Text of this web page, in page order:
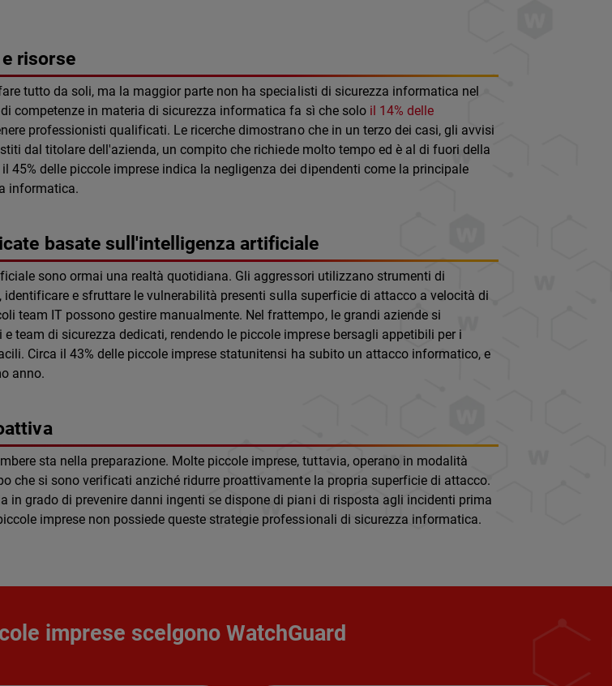
risorse
tutto da soli, ma la maggior parte non ha specialisti di sicurezza informatica nel
competenze in materia di sicurezza informatica fa sì che soloil 14% delle
professionisti qualificati. Le ricerche dimostrano che in un terzo dei casi, gli avvisi
dal titolare dell'azienda, un compito che richiede molto tempo ed è al di fuori della
45% delle piccole imprese indica la negligenza dei dipendenti come la principale
informatica.
basate sull'intelligenza artificiale
sono ormai una realtà quotidiana. Gli aggressori utilizzano strumenti di
e sfruttare le vulnerabilità presenti sulla superficie di attacco a velocità di
team IT possono gestire manualmente. Nel frattempo, le grandi aziende si
team di sicurezza dedicati, rendendo le piccole imprese bersagli appetibili per i
Circa il 43% delle piccole imprese statunitensi ha subito un attacco informatico, e
anno.
sta nella preparazione. Molte piccole imprese, tuttavia, operano in modalità
che si sono verificati anziché ridurre proattivamente la propria superficie di attacco.
in grado di prevenire danni ingenti se dispone di piani di risposta agli incidenti prima
imprese non possiede queste strategie professionali di sicurezza informatica.
imprese scelgono WatchGuard